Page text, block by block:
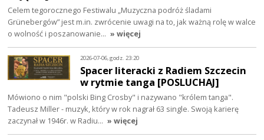
Celem tegorocznego Festiwalu „Muzyczna podróż śladami
Grünebergów” jest m.in. zwrócenie uwagi na to, jak ważną rolę w walce
o wolność i poszanowanie… » więcej
2026-07-06, godz. 23:20
Spacer literacki z Radiem Szczecin
w rytmie tanga [POSLUCHAJ]
Mówiono o nim "polski Bing Crosby" i nazywano "królem tanga".
Tadeusz Miller - muzyk, który w rok nagrał 63 single. Swoją karierę
zaczynał w 1946r. w Radiu… » więcej